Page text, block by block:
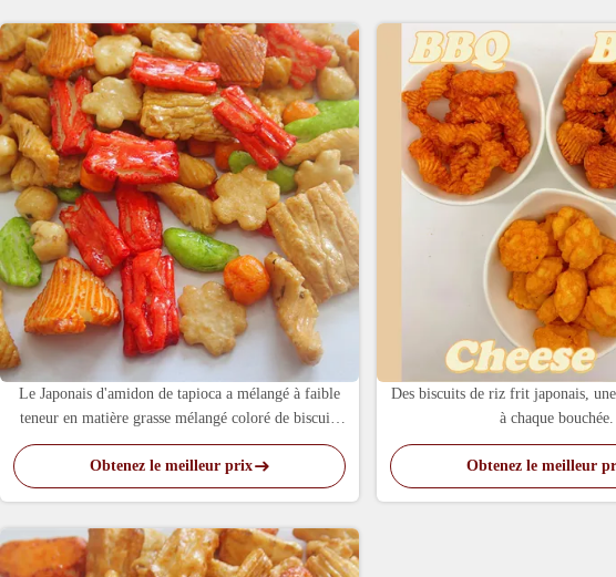
Le Japonais d'amidon de tapioca a mélangé à faible
teneur en matière grasse mélangé coloré de biscuits
de riz
Obtenez le meilleur prix
Des biscuits de riz frit japonais,
à chaque bouchée.
Obtenez le meilleur